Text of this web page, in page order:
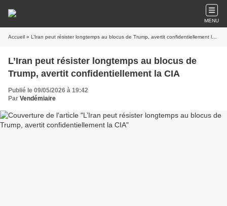
MENU
Accueil » L’Iran peut résister longtemps au blocus de Trump, avertit confidentiellement la CIA
L’Iran peut résister longtemps au blocus de
Trump, avertit confidentiellement la CIA
Publié le 09/05/2026 à 19:42
Par Vendémiaire